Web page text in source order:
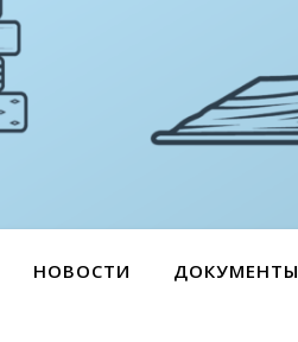
НОВОСТИ ДОКУМЕНТЫ